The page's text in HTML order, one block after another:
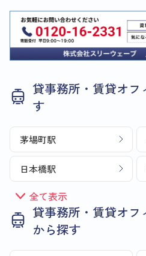
貸事務所・賃貸オ
す
茅場町駅
日本橋駅
全て表示
貸事務所・賃貸オ
から探す